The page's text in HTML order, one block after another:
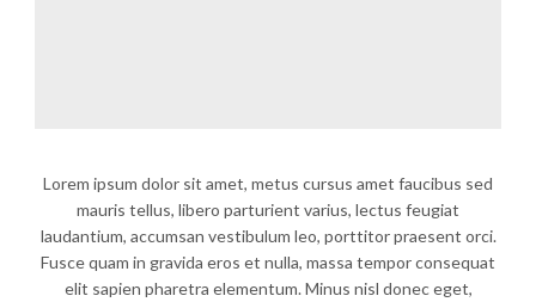
Lorem ipsum dolor sit amet, metus cursus amet faucibus sed
mauris tellus, libero parturient varius, lectus feugiat
laudantium, accumsan vestibulum leo, porttitor praesent orci.
Fusce quam in gravida eros et nulla, massa tempor consequat
elit sapien pharetra elementum. Minus nisl donec eget,